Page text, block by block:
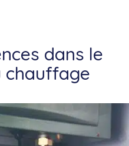
dans le
chauffage